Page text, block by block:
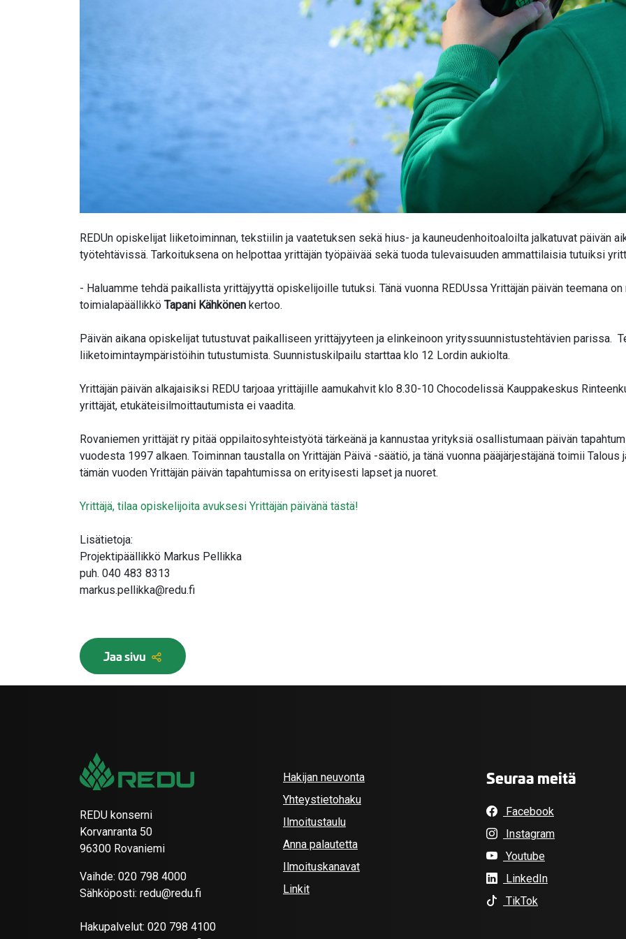
REDUn opiskelijat liiketoiminnan, tekstiilin ja vaatetuksen sekä hius- ja kauneudenhoitoaloilta jalkatuvat päivän
työtehtävissä. Tarkoituksena on helpottaa yrittäjän työpäivää sekä tuoda tulevaisuuden ammattilaisia tutuiksi
- Haluamme tehdä paikallista yrittäjyyttä opiskelijoille tutuksi. Tänä vuonna REDUssa Yrittäjän päivän teemana
toimialapäällikkö Tapani Kähkönen kertoo.
Päivän aikana opiskelijat tutustuvat paikalliseen yrittäjyyteen ja elinkeinoon yrityssuunnistustehtävien parissa.
liiketoimintaympäristöihin tutustumista. Suunnistuskilpailu starttaa klo 12 Lordin aukiolta.
Yrittäjän päivän alkajaisiksi REDU tarjoaa yrittäjille aamukahvit klo 8.30-10 Chocodelissä Kauppakeskus
yrittäjät, etukäteisilmoittautumista ei vaadita.
Rovaniemen yrittäjät ry pitää oppilaitosyhteistyötä tärkeänä ja kannustaa yrityksiä osallistumaan päivän
vuodesta 1997 alkaen. Toiminnan taustalla on Yrittäjän Päivä -säätiö, ja tänä vuonna pääjärjestäjänä toimii
tämän vuoden Yrittäjän päivän tapahtumissa on erityisesti lapset ja nuoret.
Yrittäjä, tilaa opiskelijoita avuksesi Yrittäjän päivänä tästä!
Lisätietoja:
Projektipäällikkö Markus Pellikka
puh. 040 483 8313
markus.pellikka@redu.fi
Jaa sivu
REDU konserni
Korvanranta 50
96300 Rovaniemi
Vaihde: 020 798 4000
Sähköposti: redu@redu.fi
Hakupalvelut: 020 798 4100
Hakijan neuvonta
Yhteystietohaku
Ilmoitustaulu
Anna palautetta
Ilmoituskanavat
Linkit
Seuraa meitä
Facebook
Instagram
Youtube
LinkedIn
TikTok